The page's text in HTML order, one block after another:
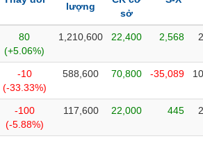
lượng
sở
80
(+5.06%)
1,210,600 22,400 2,568
-10
(-33.33%)
588,600 70,800 -35,089
-100
(-5.88%)
117,600 22,000 445